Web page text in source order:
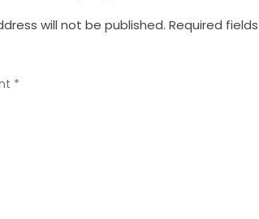
will not be published. Required